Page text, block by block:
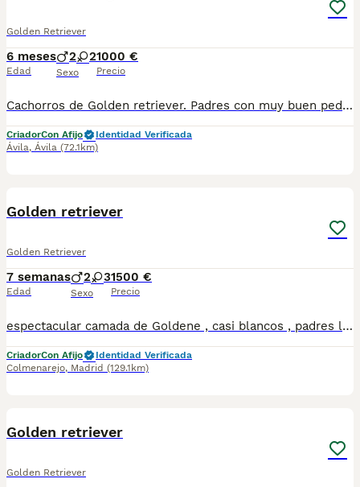
Golden Retriever
6 meses
Edad
2 2
Sexo
1000 €
Precio
Cachorros de Golden retriever. Padres con muy buen pedigree nietos de multi campeones. Padres libres de displasia certificado por setov. Se entregan con dos meses: Vacunados, desparasitados , con garantía virica y garantía de tara congénita...
CriadorCon Afijo
Identidad Verificada
Ávila, Ávila (72.1km)
Golden retriever
Golden Retriever
7 semanas
Edad
2 3
Sexo
1500 €
Precio
espectacular camada de Goldene , casi blancos , padres libres de todas las enfermedades genéticas de la raza , displasias libres de cadera y codos , carácter extraordinario, son guapísimos y super buenos , con una línea genética de 10 ,adre campeona y padre hijo de campeones , se entregan con todas las garantías
CriadorCon Afijo
Identidad Verificada
Colmenarejo, Madrid (129.1km)
Golden retriever
Golden Retriever